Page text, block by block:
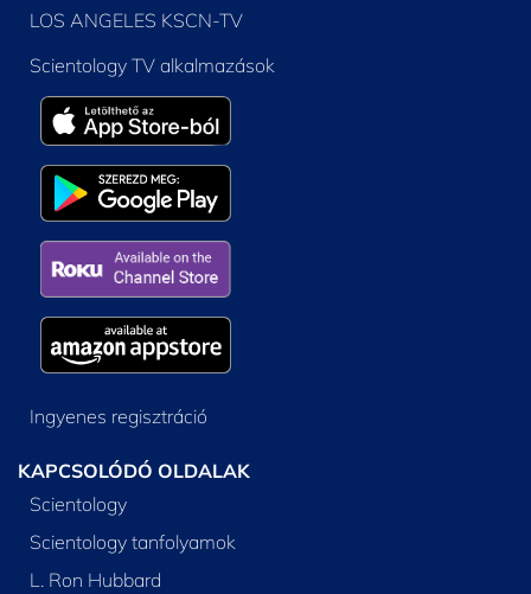
LOS ANGELES KSCN-TV
Scientology TV alkalmazások
Ingyenes regisztráció
KAPCSOLÓDÓ OLDALAK
Scientology
Scientology tanfolyamok
L. Ron Hubbard